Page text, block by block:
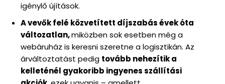
igénylő újítások.
A vevők felé közvetített díjszabás évek óta
változatlan,miközben sok esetben még a
webáruház is keresni szeretne a logisztikán. Az
árváltoztatást pedig tovább nehezítik a
kelleténél gyakoribb ingyenes szállítási